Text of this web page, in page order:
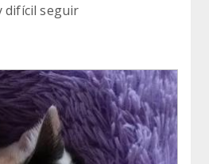
difícil seguir